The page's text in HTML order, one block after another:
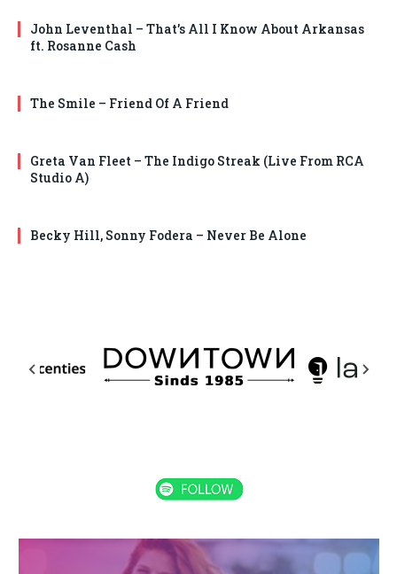
John Leventhal – That’s All I Know About Arkansas
ft. Rosanne Cash
The Smile – Friend Of A Friend
Greta Van Fleet – The Indigo Streak (Live From RCA
Studio A)
Becky Hill, Sonny Fodera – Never Be Alone